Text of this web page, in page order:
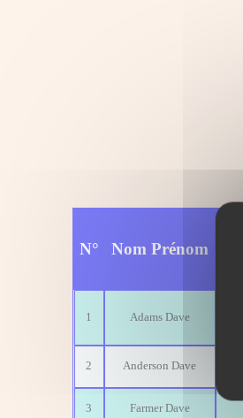
N° Nom Prénom
1 Adams Dave
2 Anderson Dave
3 Farmer Dave